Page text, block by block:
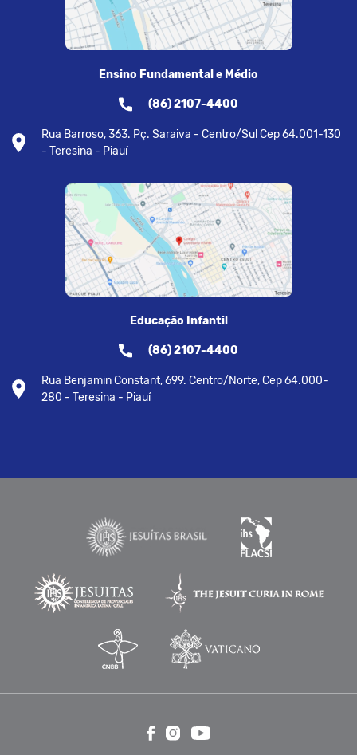
Ensino Fundamental e Médio
(86) 2107-4400
Rua Barroso, 363. Pç. Saraiva - Centro/Sul Cep 64.001-130
- Teresina - Piauí
Educação Infantil
(86) 2107-4400
Rua Benjamin Constant, 699. Centro/Norte, Cep 64.000-
280 - Teresina - Piauí